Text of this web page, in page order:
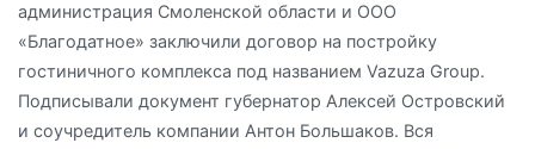
администрация Смоленской области и ООО
«Благодатное» заключили договор на постройку
гостиничного комплекса под названием Vazuza Group.
Подписывали документ губернатор Алексей Островский
и соучредитель компании Антон Большаков. Вся